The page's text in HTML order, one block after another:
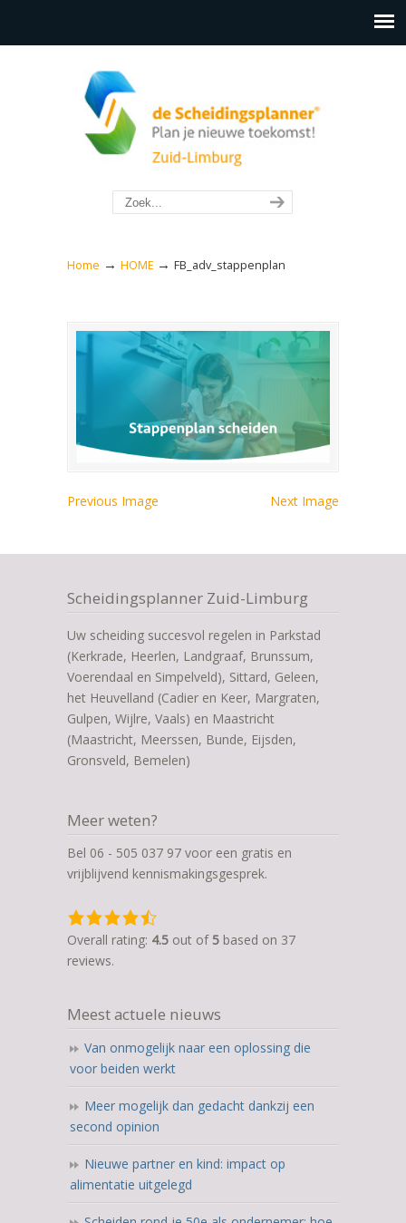
Home → HOME → FB_adv_stappenplan
Previous Image Next Image
Scheidingsplanner Zuid-Limburg
Uw scheiding succesvol regelen in Parkstad
(Kerkrade, Heerlen, Landgraaf, Brunssum,
Voerendaal en Simpelveld), Sittard, Geleen,
het Heuvelland (Cadier en Keer, Margraten,
Gulpen, Wijlre, Vaals) en Maastricht
(Maastricht, Meerssen, Bunde, Eijsden,
Gronsveld, Bemelen)
Meer weten?
Bel 06 - 505 037 97 voor een gratis en
vrijblijvend kennismakingsgesprek.
4,5
rating
based
ratings
Overall rating: 4.5 out of 5 based on 37
reviews.
Meest actuele nieuws
Van onmogelijk naar een oplossing die
voor beiden werkt
Meer mogelijk dan gedacht dankzij een
second opinion
Nieuwe partner en kind: impact op
alimentatie uitgelegd